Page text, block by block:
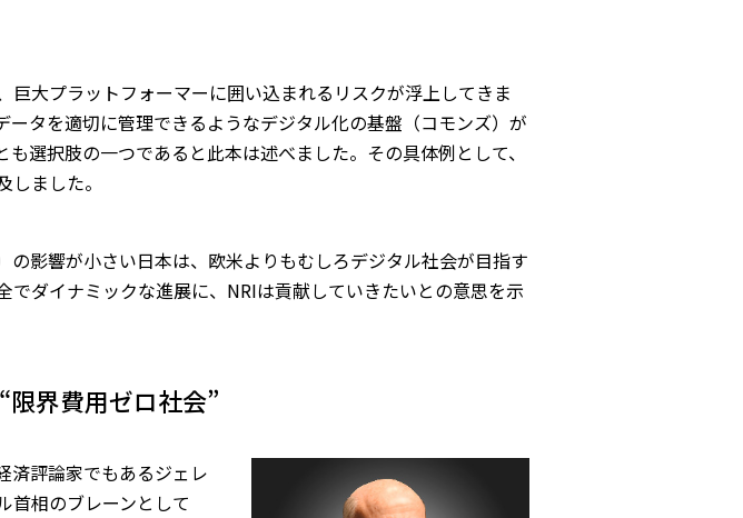
巨大プラットフォーマーに囲い込まれるリスクが浮上してきま
タを適切に管理できるようなデジタル化の基盤（コモンズ）が
選択肢の一つであると此本は述べました。その具体例として、
ました。
影響が小さい日本は、欧米よりもむしろデジタル社会が目指す
ダイナミックな進展に、NRIは貢献していきたいとの意思を示
限界費用ゼロ社会”
済評論家でもあるジェレ
首相のブレーンとして